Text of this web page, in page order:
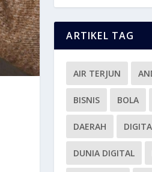
ARTIKEL TAG
AIR TERJUN
BISNIS BOLA
DAERAH
DUNIA DIGITAL